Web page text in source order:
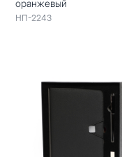
оранжевый
НП-2243